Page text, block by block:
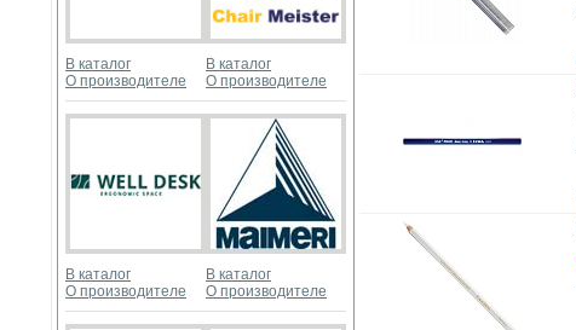
В каталог
О производителе
В каталог
О производителе
В каталог
О производителе
В каталог
О производителе